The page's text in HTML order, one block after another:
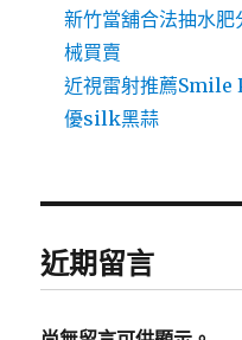
新竹當舖合法抽水
械買賣
近視雷射推薦Smile
優silk黑蒜
近期留言